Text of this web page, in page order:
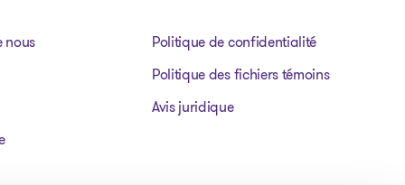
nous
Politique de confidentialité
Politique des fichiers témoins
Avis juridique